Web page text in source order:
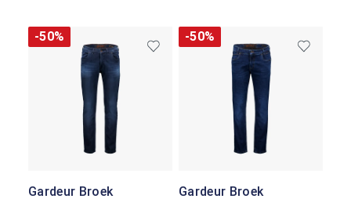
-50%
Gardeur Broek
-50%
Gardeur Broek